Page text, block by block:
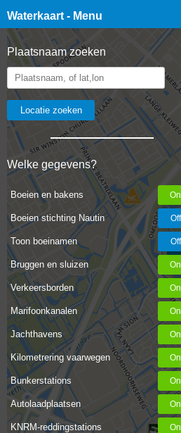
Waterkaart - Menu
Plaatsnaam zoeken
Welke gegevens?
Boeien en bakens
Boeien stichting Nautin
Toon boeinamen
Bruggen en sluizen
Verkeersborden
Marifoonkanalen
Jachthavens
Kilometrering vaarwegen
Bunkerstations
Autolaadplaatsen
KNRM-reddingstations
☰ Waterkaart van